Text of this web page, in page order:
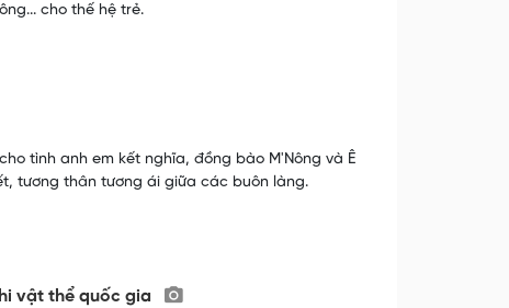
cho thế hệ trẻ.
tình anh em kết nghĩa, đồng bào M'Nông và Ê
tương thân tương ái giữa các buôn làng.
vật thể quốc gia